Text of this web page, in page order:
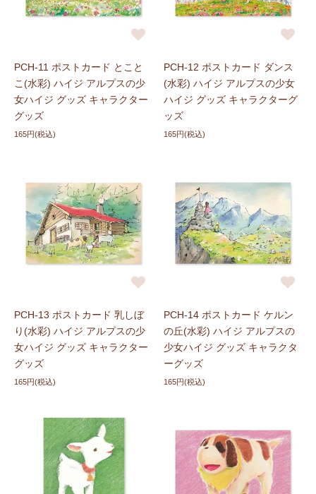
PCH-11 ポストカード とこと
こ(水彩) ハイジ アルプスの少
女ハイジ グッズ キャラクター
グッズ
165円(税込)
PCH-12 ポストカード ダンス
(水彩) ハイジ アルプスの少女
ハイジ グッズ キャラクターグ
ッズ
165円(税込)
PCH-13 ポストカード 乳しぼ
り(水彩) ハイジ アルプスの少
女ハイジ グッズ キャラクター
グッズ
165円(税込)
PCH-14 ポストカード ケルン
の丘(水彩) ハイジ アルプスの
少女ハイジ グッズ キャラクタ
ーグッズ
165円(税込)